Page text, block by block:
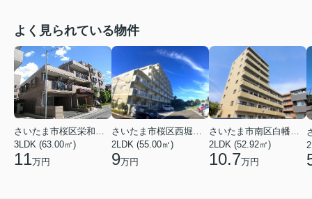
よく見られている物件
さいたま市桜区栄和２丁目
3LDK (63.00㎡)
11万円
さいたま市桜区西堀６丁目
2LDK (55.00㎡)
9万円
さいたま市南区白幡６丁目
2LDK (52.92㎡)
10.7万円